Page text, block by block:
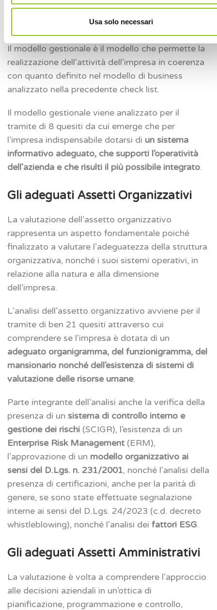
Usa solo necessari
Il modello Gestionale
Il modello gestionale è il modello che permette la
realizzazione dell’attività dell’impresa in coerenza
con quanto definito nel modello di business
analizzato nella precedente check list.
Il modello gestionale viene analizzato per il
tramite di 8 quesiti da cui emerge che per
l’impresa indispensabile dotarsi di un sistema
informativo adeguato, che supporti l’operatività
dell’azienda e che risulti il più possibile integrato.
Gli adeguati Assetti Organizzativi
La valutazione dell’assetto organizzativo
rappresenta un aspetto fondamentale poiché
finalizzato a valutare l’adeguatezza della struttura
organizzativa, nonché i suoi sistemi operativi, in
relazione alla natura e alla dimensione
dell’impresa.
L’analisi dell’assetto organizzativo avviene per il
tramite di ben 21 quesiti attraverso cui
comprendere se l’impresa è dotata di un
adeguato organigramma, del funzionigramma, del
mansionario nonché dell’esistenza di sistemi di
valutazione delle risorse umane.
Parte integrante dell’analisi anche la verifica della
presenza di un sistema di controllo interno e
gestione dei rischi (SCIGR), l’esistenza di un
Enterprise Risk Management(ERM),
l’approvazione di un modello organizzativo ai
sensi del D.Lgs. n. 231/2001, nonché l’analisi della
presenza di certificazioni, anche per la parità di
genere, se sono state effettuate segnalazione
interne ai sensi del D.Lgs. 24/2023 (c.d. decreto
whistleblowing), nonché l’analisi dei fattori ESG.
Gli adeguati Assetti Amministrativi
La valutazione è volta a comprendere l’approccio
alle decisioni aziendali in un’ottica di
pianificazione, programmazione e controllo,